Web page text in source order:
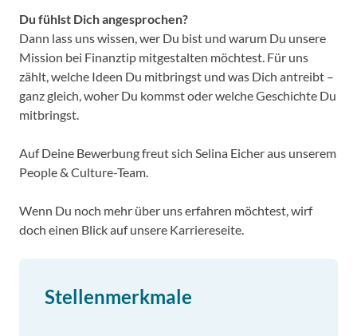
Du fühlst Dich angesprochen?
Dann lass uns wissen, wer Du bist und warum Du unsere
Mission bei Finanztip mitgestalten möchtest. Für uns
zählt, welche Ideen Du mitbringst und was Dich antreibt –
ganz gleich, woher Du kommst oder welche Geschichte Du
mitbringst.
Auf Deine Bewerbung freut sich Selina Eicher aus unserem
People & Culture-Team.
Wenn Du noch mehr über uns erfahren möchtest, wirf
doch einen Blick auf unsere Karriereseite.
Stellenmerkmale